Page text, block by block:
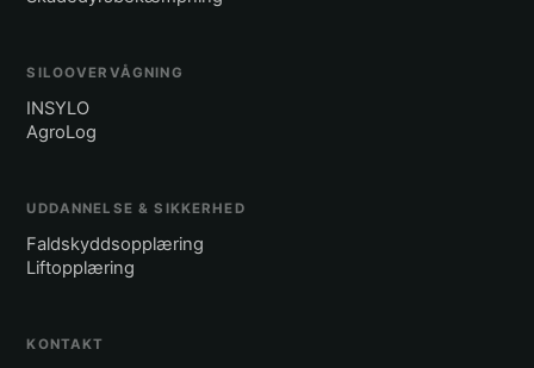
SILOOVERVÅGNING
INSYLO
AgroLog
UDDANNELSE & SIKKERHED
Faldskyddsopplæring
Liftopplæring
KONTAKT